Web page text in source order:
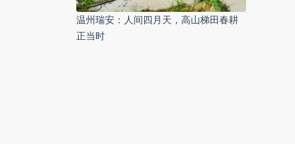
温州瑞安：人间四月天，高山梯田春耕
正当时